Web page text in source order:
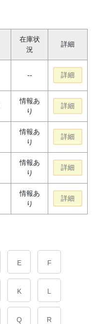
在庫状
況
詳細
-- 詳細
情報あ
り
詳細
情報あ
り
詳細
情報あ
り
詳細
情報あ
り
詳細
E F
K L
Q R